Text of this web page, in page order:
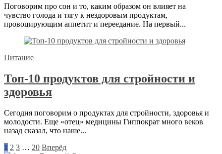
Поговорим про сон и то, каким образом он влияет на
чувство голода и тягу к нездоровым продуктам,
провоцирующим аппетит и переедание. На первый...
Питание
Топ-10 продуктов для стройности и
здоровья
Сегодня поговорим о продуктах для стройности, здоровья и
молодости. Еще «отец» медицины Гиппократ много веков
назад сказал, что наше...
1 2 3 … 20 Вперёд